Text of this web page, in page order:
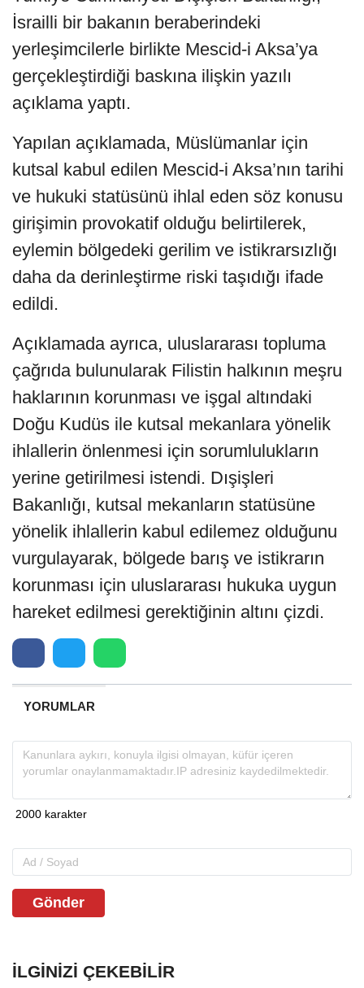
İsrailli bir bakanın beraberindeki
yerleşimcilerle birlikte Mescid-i Aksa’ya
gerçekleştirdiği baskına ilişkin yazılı
açıklama yaptı.
Yapılan açıklamada, Müslümanlar için
kutsal kabul edilen Mescid-i Aksa’nın tarihi
ve hukuki statüsünü ihlal eden söz konusu
girişimin provokatif olduğu belirtilerek,
eylemin bölgedeki gerilim ve istikrarsızlığı
daha da derinleştirme riski taşıdığı ifade
edildi.
Açıklamada ayrıca, uluslararası topluma
çağrıda bulunularak Filistin halkının meşru
haklarının korunması ve işgal altındaki
Doğu Kudüs ile kutsal mekanlara yönelik
ihlallerin önlenmesi için sorumlulukların
yerine getirilmesi istendi. Dışişleri
Bakanlığı, kutsal mekanların statüsüne
yönelik ihlallerin kabul edilemez olduğunu
vurgulayarak, bölgede barış ve istikrarın
korunması için uluslararası hukuka uygun
hareket edilmesi gerektiğinin altını çizdi.
YORUMLAR
Gönder
İLGINIZI ÇEKEBILIR